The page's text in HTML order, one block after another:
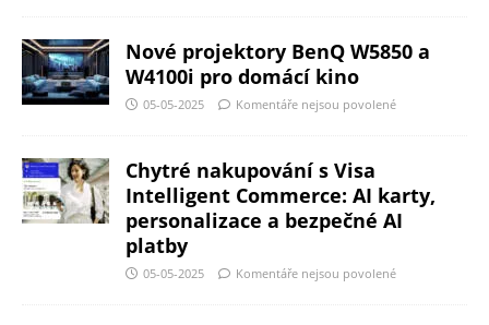
Nové projektory BenQ W5850 a
W4100i pro domácí kino
05-05-2025 Komentáře nejsou povolené
Chytré nakupování s Visa
Intelligent Commerce: AI karty,
personalizace a bezpečné AI
platby
05-05-2025 Komentáře nejsou povolené